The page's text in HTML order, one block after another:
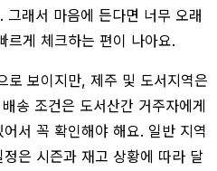
래서 마음에 든다면 너무 오래
르게 체크하는 편이 나아요.
로 보이지만, 제주 및 도서지역은
송 조건은 도서산간 거주자에게
서 꼭 확인해야 해요. 일반 지역
은 시즌과 재고 상황에 따라 달